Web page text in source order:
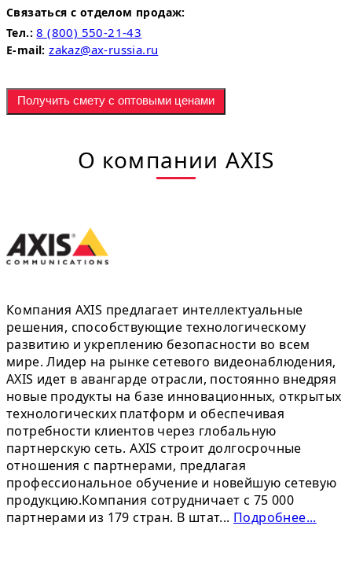
Связаться с отделом продаж:
Тел.: 8 (800) 550-21-43
E-mail: zakaz@ax-russia.ru
Получить смету с оптовыми ценами
О компании AXIS
Компания AXIS предлагает интеллектуальные
решения, способствующие технологическому
развитию и укреплению безопасности во всем
мире. Лидер на рынке сетевого видеонаблюдения,
AXIS идет в авангарде отрасли, постоянно внедряя
новые продукты на базе инновационных, открытых
технологических платформ и обеспечивая
потребности клиентов через глобальную
партнерскую сеть. AXIS строит долгосрочные
отношения с партнерами, предлагая
профессиональное обучение и новейшую сетевую
продукцию.Компания сотрудничает с 75 000
партнерами из 179 стран. В штат... Подробнее...